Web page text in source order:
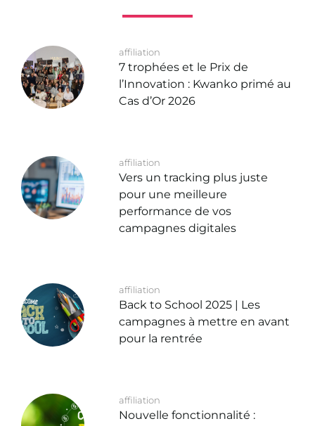
affiliation
7 trophées et le Prix de
l’Innovation : Kwanko primé au
Cas d’Or 2026
affiliation
Vers un tracking plus juste
pour une meilleure
performance de vos
campagnes digitales
affiliation
Back to School 2025 | Les
campagnes à mettre en avant
pour la rentrée
affiliation
Nouvelle fonctionnalité :